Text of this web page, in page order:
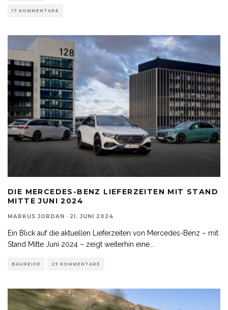
17 KOMMENTARE
DIE MERCEDES-BENZ LIEFERZEITEN MIT STAND
MITTE JUNI 2024
MARKUS JORDAN · 21. JUNI 2024
Ein Blick auf die aktuellen Lieferzeiten von Mercedes-Benz – mit
Stand Mitte Juni 2024 – zeigt weiterhin eine...
BAUREIHE 29 KOMMENTARE